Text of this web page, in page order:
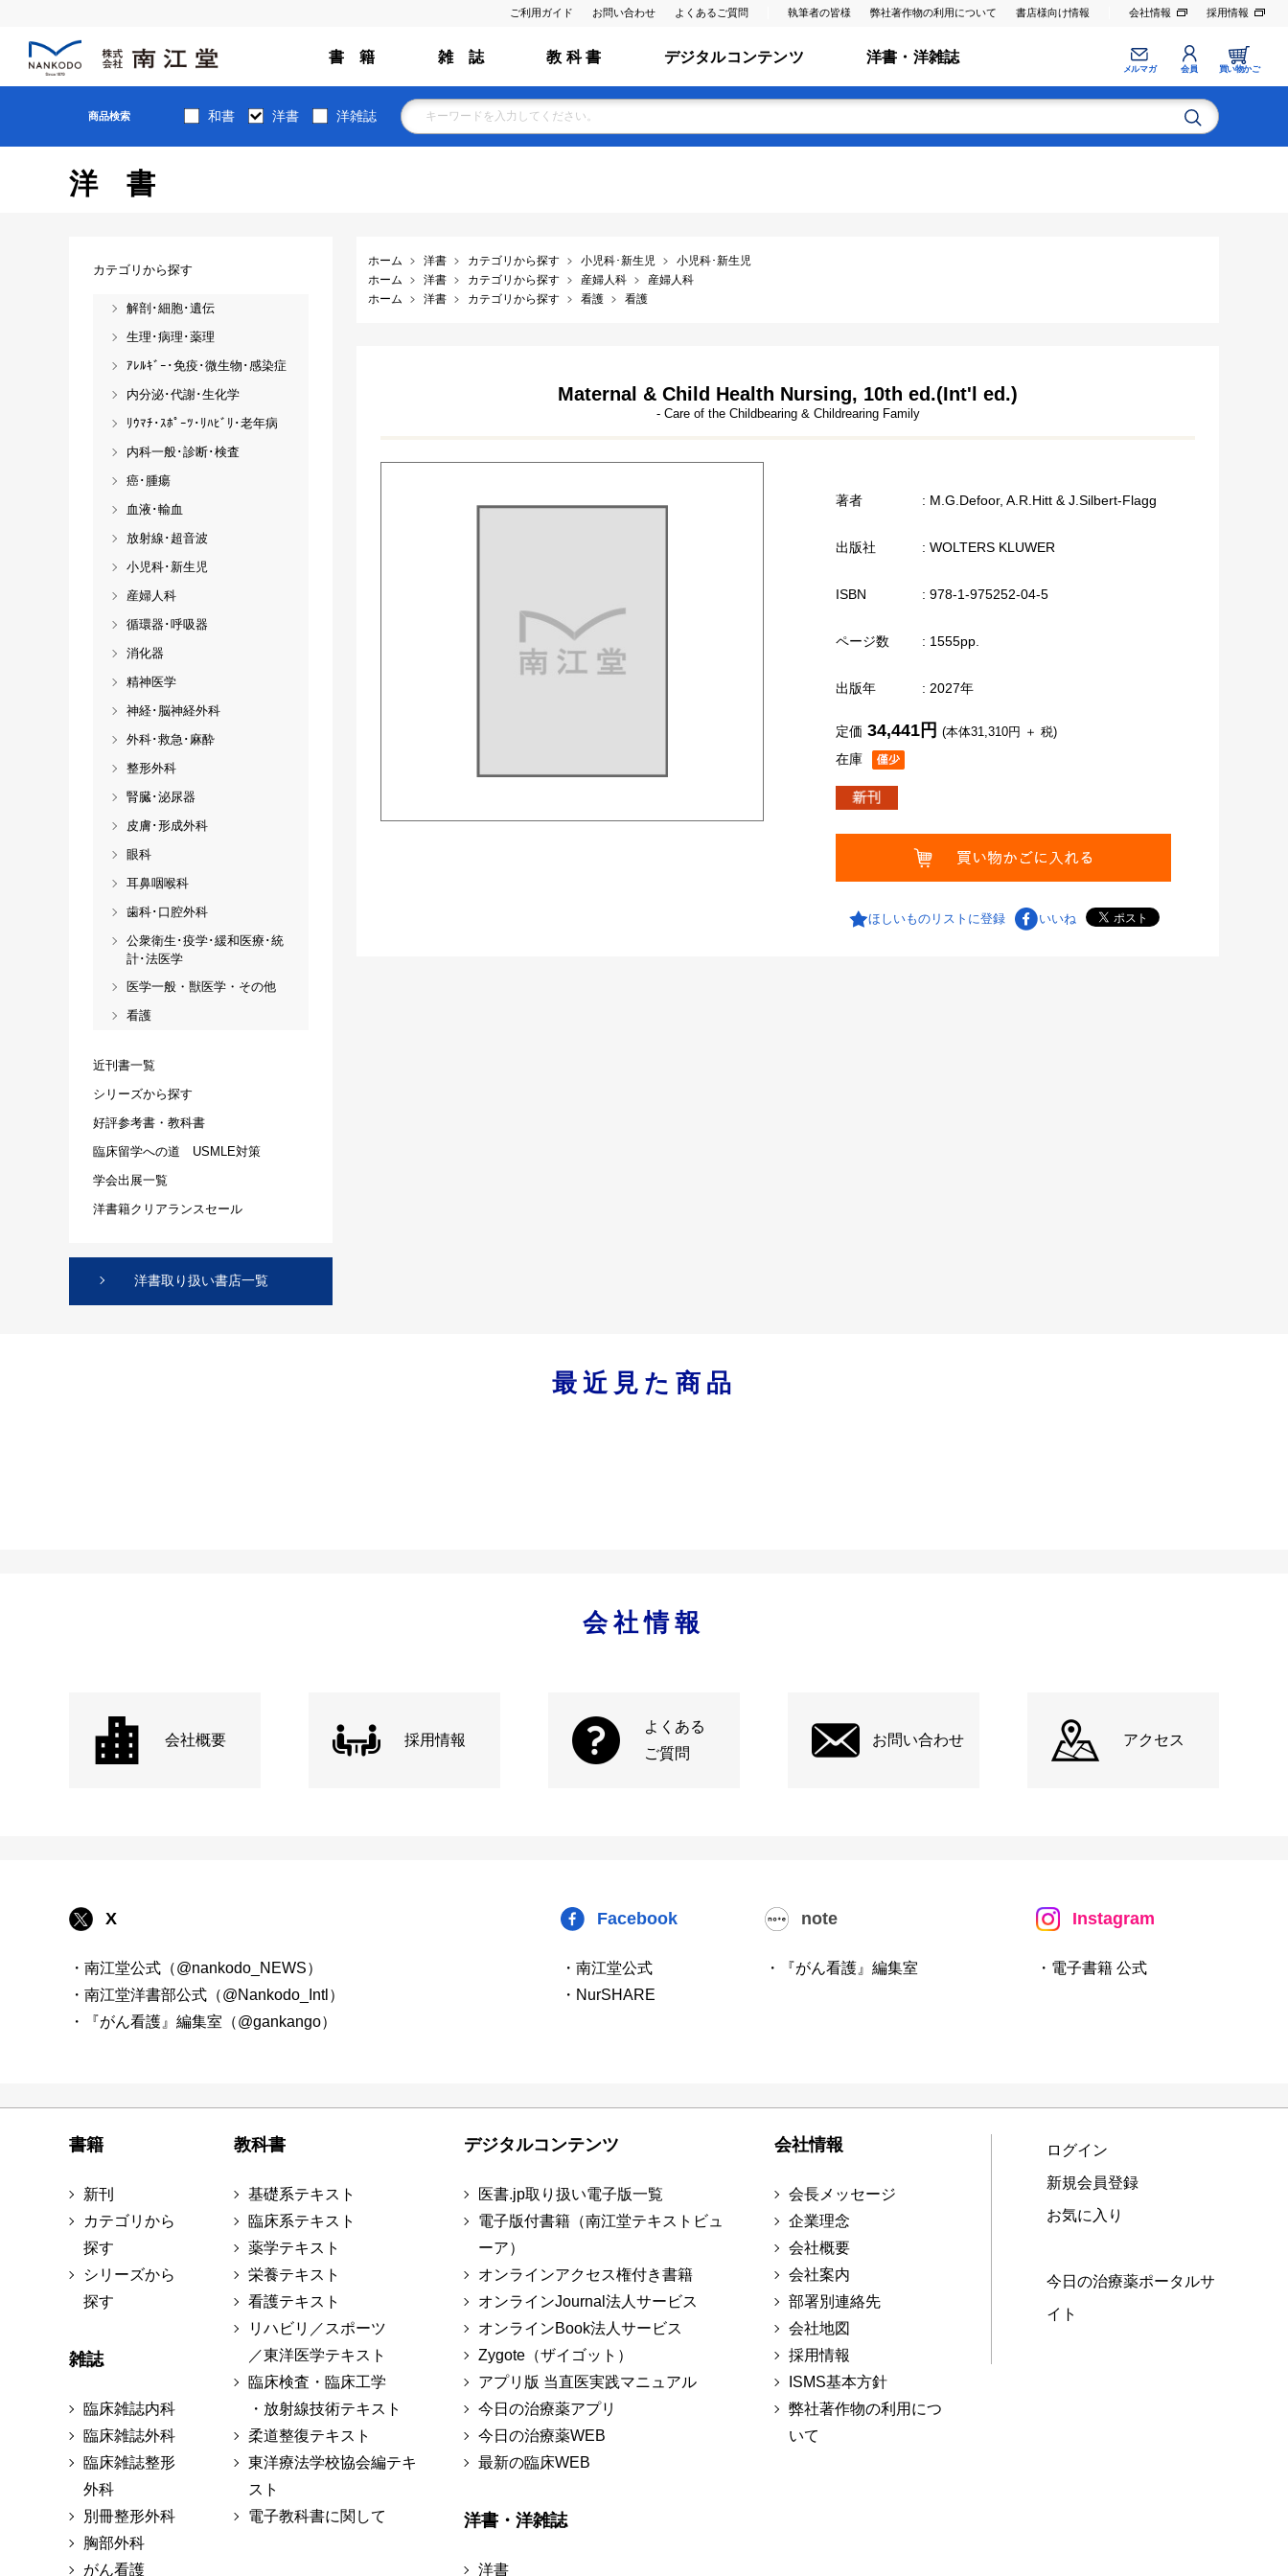
ご利用ガイド お問い合わせ よくあるご質問 執筆者の皆様 弊社著作物の利用について 書店様向け情報 会社情報 採用情報
書 籍 雑 誌 教 科 書 デジタルコンテンツ 洋書・洋雑誌
メルマガ 会員 買い物かご
商品検索 和書 洋書 洋雑誌
洋書
ホーム 洋書 カテゴリから探す 小児科･新生児
小児科･新生児
ホーム
洋書 カテゴリから探す 産婦人科
産婦人科
ホーム
洋書 カテゴリから探す 看護 看護
Maternal & Child Health Nursing, 10th ed.(Int'l ed.)
- Care of the Childbearing & Childrearing Family
著者 : M.G.Defoor, A.R.Hitt & J.Silbert-Flagg
出版社 : WOLTERS KLUWER
ISBN : 978-1-975252-04-5
ページ数 : 1555pp.
出版年 : 2027年
在庫
定価 34,441円 (本体31,310円 ＋ 税)
ほしいものリストに登録 いいね
カテゴリから探す
解剖･細胞･遺伝
生理･病理･薬理
ｱﾚﾙｷﾞｰ･免疫･微生物･感染症
内分泌･代謝･生化学
ﾘｳﾏﾁ･ｽﾎﾟｰﾂ･ﾘﾊﾋﾞﾘ･老年病
内科一般･診断･検査
癌･腫瘍
血液･輸血
放射線･超音波
小児科･新生児
産婦人科
循環器･呼吸器
消化器
精神医学
神経･脳神経外科
外科･救急･麻酔
整形外科
腎臓･泌尿器
皮膚･形成外科
眼科
耳鼻咽喉科
歯科･口腔外科
公衆衛生･疫学･緩和医療･統
計･法医学
医学一般・獣医学・その他
看護
近刊書一覧
シリーズから探す
好評参考書・教科書
臨床留学への道 USMLE対策
学会出展一覧
洋書籍クリアランスセール
洋書取り扱い書店一覧
最近見た商品
会社情報
会社概要 採用情報
よくある
ご質問
お問い合わせ アクセス
X
・南江堂公式（@nankodo_NEWS）
・南江堂洋書部公式（@Nankodo_Intl）
・『がん看護』編集室（@gankango）
Facebook
・南江堂公式
・NurSHARE
note
・『がん看護』編集室
Instagram
・電子書籍 公式
書籍
新刊
カテゴリから
探す
シリーズから
探す
雑誌
臨床雑誌内科
臨床雑誌外科
臨床雑誌整形
外科
別冊整形外科
胸部外科
がん看護
教科書
基礎系テキスト
臨床系テキスト
薬学テキスト
栄養テキスト
看護テキスト
リハビリ／スポーツ
／東洋医学テキスト
臨床検査・臨床工学
・放射線技術テキスト
柔道整復テキスト
東洋療法学校協会編テキ
スト
電子教科書に関して
デジタルコンテンツ
医書.jp取り扱い電子版一覧
電子版付書籍（南江堂テキストビュ
ーア）
オンラインアクセス権付き書籍
オンラインJournal法人サービス
オンラインBook法人サービス
Zygote（ザイゴット）
アプリ版 当直医実践マニュアル
今日の治療薬アプリ
今日の治療薬WEB
最新の臨床WEB
洋書・洋雑誌
洋書
会社情報
会長メッセージ
企業理念
会社概要
会社案内
部署別連絡先
会社地図
採用情報
ISMS基本方針
弊社著作物の利用につ
いて
ログイン
新規会員登録
お気に入り
今日の治療薬ポータルサ
イト